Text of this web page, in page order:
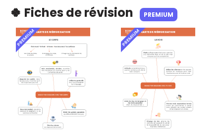
🍀 Fiches de révision PREMIUM
PREMIUM PREMIUM